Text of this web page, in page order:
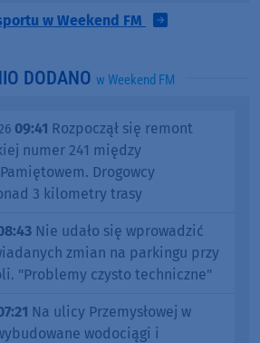
w Weekend FM
DODANO w Weekend FM
09:41 Rozpoczął się remont
numer 241 między
Drogowcy
3 kilometry trasy
Nie udało się wprowadzić
zmian na parkingu przy
"Problemy czysto techniczne"
Na ulicy Przemysłowej w
wodociągi i